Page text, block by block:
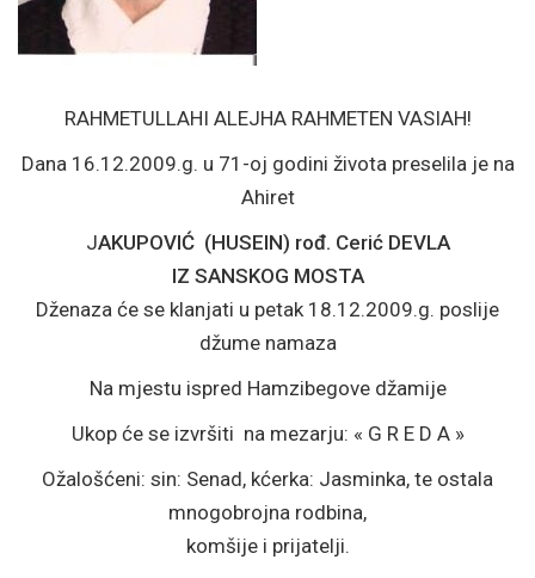
RAHMETULLAHI ALEJHA RAHMETEN VASIAH!
Dana 16.12.2009.g. u 71-oj godini života preselila je na
Ahiret
JAKUPOVIĆ (HUSEIN) rođ. Cerić DEVLA
IZ SANSKOG MOSTA
Dženaza će se klanjati u petak 18.12.2009.g. poslije
džume namaza
Na mjestu ispred Hamzibegove džamije
Ukop će se izvršiti na mezarju: « G R E D A »
Ožalošćeni: sin: Senad, kćerka: Jasminka, te ostala
mnogobrojna rodbina,
komšije i prijatelji.